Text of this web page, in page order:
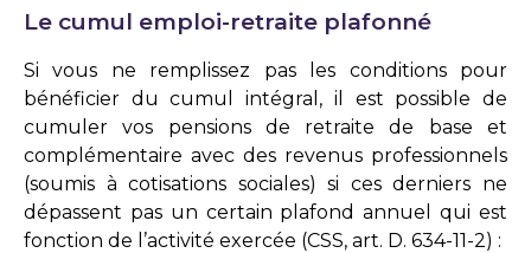
Le cumul emploi-retraite plafonné
Si vous ne remplissez pas les conditions pour
bénéficier du cumul intégral, il est possible de
cumuler vos pensions de retraite de base et
complémentaire avec des revenus professionnels
(soumis à cotisations sociales) si ces derniers ne
dépassent pas un certain plafond annuel qui est
fonction de l’activité exercée (CSS, art. D. 634-11-2) :